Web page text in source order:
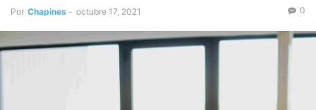
Por Chapines - octubre 17, 2021 0